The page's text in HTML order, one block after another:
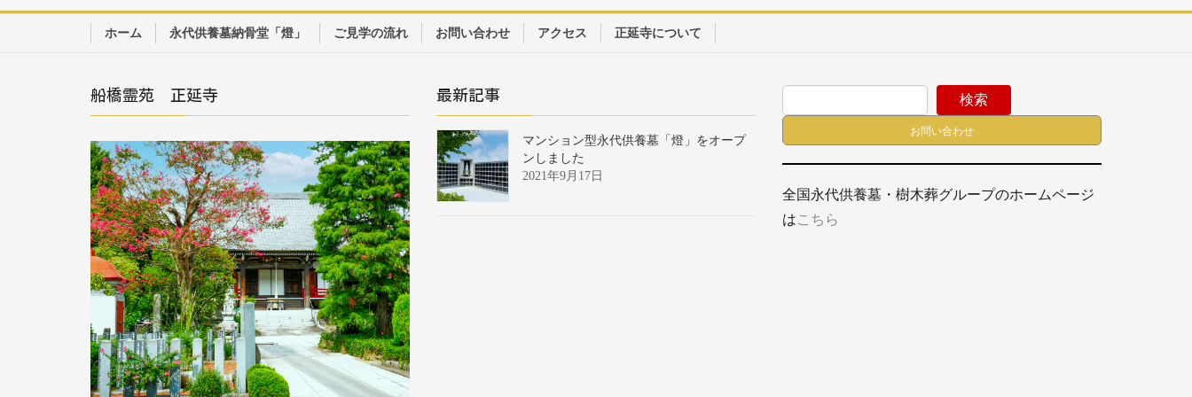
ホーム 永代供養墓納骨堂「燈」 ご見学の流れ お問い合わせ アクセス 正延寺について
船橋霊苑 正延寺 最新記事
マンション型永代供養墓「燈」をオープ
ンしました
2021年9月17日
検索
お問い合わせ
全国永代供養墓・樹木葬グループのホームページ
はこちら